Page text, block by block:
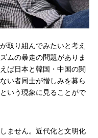
取り組んでみたいと考え
ムの暴走の問題がありま
ば日本と韓国・中国の関
い者同士が憎しみを募ら
いう現象に見ることがで
ません。近代化と文明化